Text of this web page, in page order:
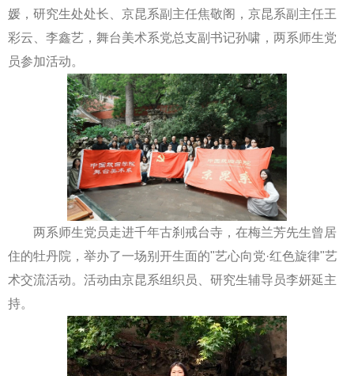
媛，研究生处处长、京昆系副主任焦敬阁，京昆系副主任王
彩云、李鑫艺，舞台美术系党总支副书记孙啸，两系师生党
员参加活动。
两系师生党员走进千年古刹戒台寺，在梅兰芳先生曾居
住的牡丹院，举办了一场别开生面的"艺心向党·红色旋律"艺
术交流活动。活动由京昆系组织员、研究生辅导员李妍延主
持。